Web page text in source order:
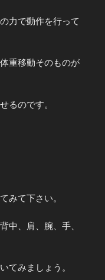
力で動作を行って
重移動そのものが
るのです。
みて下さい。
中、肩、腕、手、
てみましょう。